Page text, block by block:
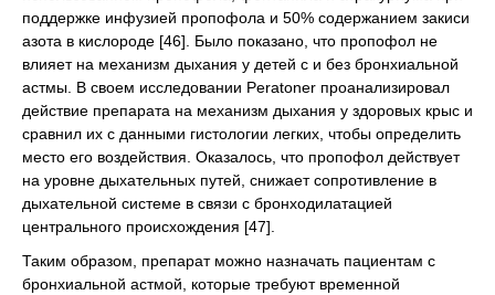
поддержке инфузией пропофола и 50% содержанием закиси
азота в кислороде [46]. Было показано, что пропофол не
влияет на механизм дыхания у детей с и без бронхиальной
астмы. В своем исследовании Peratoner проанализировал
действие препарата на механизм дыхания у здоровых крыс и
сравнил их с данными гистологии легких, чтобы определить
место его воздействия. Оказалось, что пропофол действует
на уровне дыхательных путей, снижает сопротивление в
дыхательной системе в связи с бронходилатацией
центрального происхождения [47].
Таким образом, препарат можно назначать пациентам с
бронхиальной астмой, которые требуют временной